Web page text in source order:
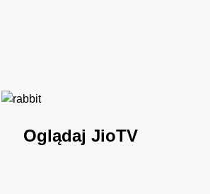
Oglądaj JioTV